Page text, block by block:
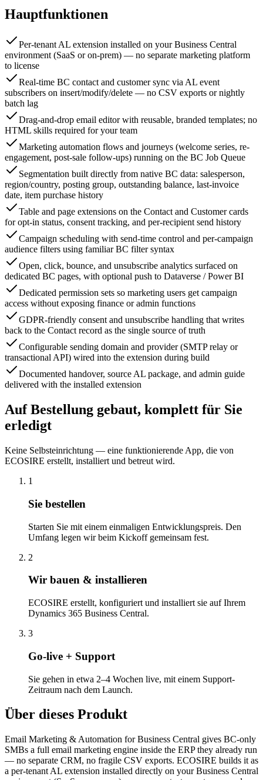
Hauptfunktionen
Per-tenant AL extension installed on your Business Central
environment (SaaS or on-prem) — no separate marketing platform
to license
Real-time BC contact and customer sync via AL event
subscribers on insert/modify/delete — no CSV exports or nightly
batch lag
Drag-and-drop email editor with reusable, branded templates; no
HTML skills required for your team
Marketing automation flows and journeys (welcome series, re-
engagement, post-sale follow-ups) running on the BC Job Queue
Segmentation built directly from native BC data: salesperson,
region/country, posting group, outstanding balance, last-invoice
date, item purchase history
Table and page extensions on the Contact and Customer cards
for opt-in status, consent tracking, and per-recipient send history
Campaign scheduling with send-time control and per-campaign
audience filters using familiar BC filter syntax
Open, click, bounce, and unsubscribe analytics surfaced on
dedicated BC pages, with optional push to Dataverse / Power BI
Dedicated permission sets so marketing users get campaign
access without exposing finance or admin functions
GDPR-friendly consent and unsubscribe handling that writes
back to the Contact record as the single source of truth
Configurable sending domain and provider (SMTP relay or
transactional API) wired into the extension during build
Documented handover, source AL package, and admin guide
delivered with the installed extension
Auf Bestellung gebaut, komplett für Sie
erledigt
Keine Selbsteinrichtung — eine funktionierende App, die von
ECOSIRE erstellt, installiert und betreut wird.
1
Sie bestellen
Starten Sie mit einem einmaligen Entwicklungspreis. Den
Umfang legen wir beim Kickoff gemeinsam fest.
2
Wir bauen & installieren
ECOSIRE erstellt, konfiguriert und installiert sie auf Ihrem
Dynamics 365 Business Central.
3
Go-live + Support
Sie gehen in etwa 2–4 Wochen live, mit einem Support-
Zeitraum nach dem Launch.
Über dieses Produkt
Email Marketing & Automation for Business Central gives BC-only
SMBs a full email marketing engine inside the ERP they already run
— no separate CRM, no fragile CSV exports. ECOSIRE builds it as
a per-tenant AL extension installed directly on your Business Central